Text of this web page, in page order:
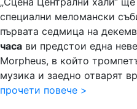
специални меломански
първата седмица на
часа ви предстои една
Morpheus, в който
музика и заедно отварят
прочети повече >